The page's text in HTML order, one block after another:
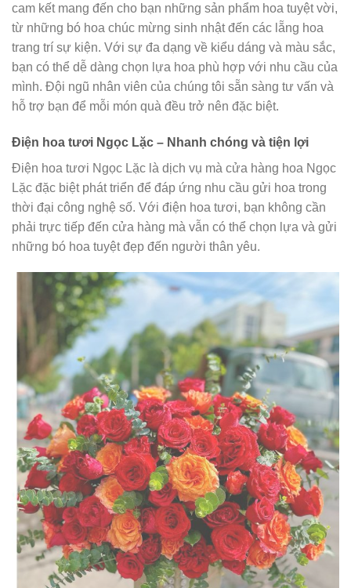
cam kết mang đến cho bạn những sản phẩm hoa tuyệt vời,
từ những bó hoa chúc mừng sinh nhật đến các lẵng hoa
trang trí sự kiện. Với sự đa dạng về kiểu dáng và màu sắc,
bạn có thể dễ dàng chọn lựa hoa phù hợp với nhu cầu của
mình. Đội ngũ nhân viên của chúng tôi sẵn sàng tư vấn và
hỗ trợ bạn để mỗi món quà đều trở nên đặc biệt.
Điện hoa tươi Ngọc Lặc – Nhanh chóng và tiện lợi
Điện hoa tươi Ngọc Lặc là dịch vụ mà cửa hàng hoa Ngọc
Lặc đặc biệt phát triển để đáp ứng nhu cầu gửi hoa trong
thời đại công nghệ số. Với điện hoa tươi, bạn không cần
phải trực tiếp đến cửa hàng mà vẫn có thể chọn lựa và gửi
những bó hoa tuyệt đẹp đến người thân yêu.